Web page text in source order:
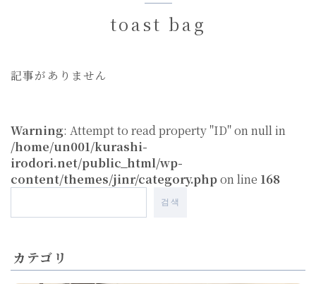
u
e
toast bag
記事がありません
Warning: Attempt to read property "ID" on null in
/home/un001/kurashi-
irodori.net/public_html/wp-
content/themes/jinr/category.phpon line 168
검색
カテゴリ